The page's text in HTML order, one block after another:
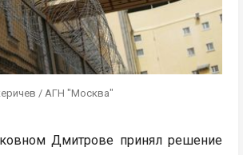
/ АГН "Москва"
Дмитрове принял решение